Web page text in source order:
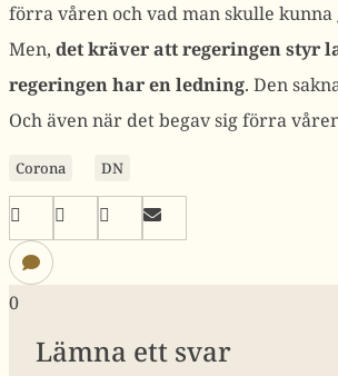
förra våren och vad man skulle
Men, det kräver att regeringen styr
regeringen har en ledning. Den
Och även när det begav sig förra
Corona DN
0
Lämna ett svar